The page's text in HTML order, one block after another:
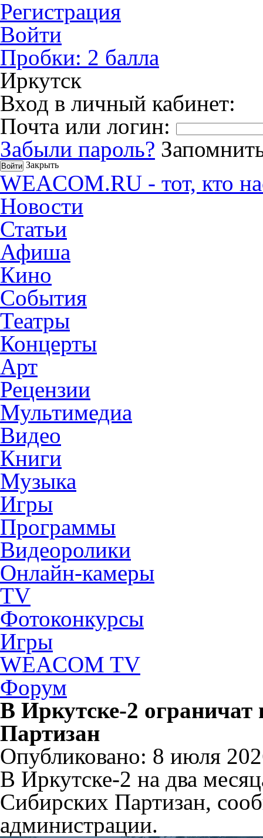
Регистрация
Войти
Пробки: 2 балла
Иркутск
Вход в личный кабинет:
Почта или логин:
Забыли пароль?
Закрыть
WEACOM.RU - тот, кто
Новости
Статьи
Афиша
Кино
События
Театры
Концерты
Арт
Рецензии
Мультимедиа
Видео
Книги
Музыка
Игры
Программы
Видеоролики
Онлайн-камеры
TV
Фотоконкурсы
Игры
WEACOM TV
Форум
В Иркутске-2 ограничат
Партизан
Опубликовано: 8 июля
В Иркутске-2 на два
Сибирских Партизан,
администрации.